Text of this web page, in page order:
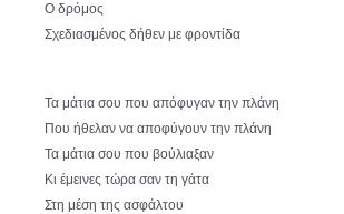
Ο δρόμος
Σχεδιασμένος δήθεν με φροντίδα
Τα μάτια σου που απόφυγαν την πλάνη
Που ήθελαν να αποφύγουν την πλάνη
Τα μάτια σου που βούλιαξαν
Κι έμεινες τώρα σαν τη γάτα
Στη μέση της ασφάλτου